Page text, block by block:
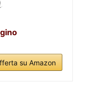
su Amazon